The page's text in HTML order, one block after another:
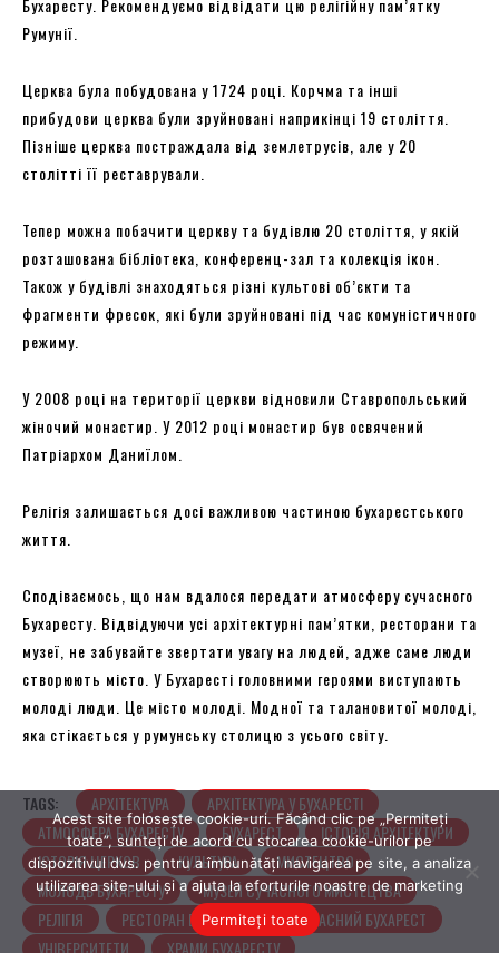
Acest site folosește cookie-uri. Făcând clic pe „Permiteți
toate”, sunteți de acord cu stocarea cookie-urilor pe
dispozitivul dvs. pentru a îmbunătăți navigarea pe site, a analiza
utilizarea site-ului și a ajuta la eforturile noastre de marketing
Permiteți toate